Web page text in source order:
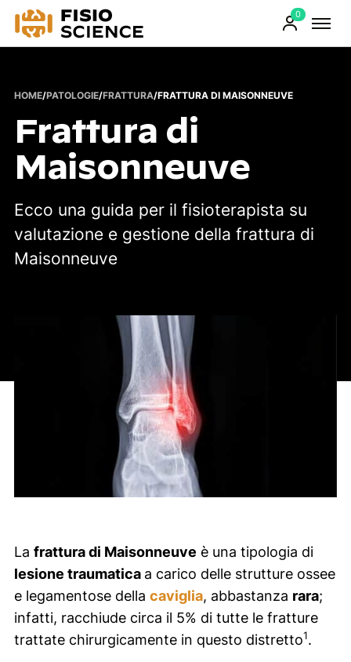
0
Prodotti
HOME/PATOLOGIE/FRATTURA/FRATTURA DI MAISONNEUVE
Frattura di
Maisonneuve
Ecco una guida per il fisioterapista su
valutazione e gestione della frattura di
Maisonneuve
La frattura di Maisonneuve è una tipologia di
lesione traumatica a carico delle strutture ossee
e legamentose della caviglia, abbastanza rara;
infatti, racchiude circa il 5% di tutte le fratture
trattate chirurgicamente in questo distretto1.